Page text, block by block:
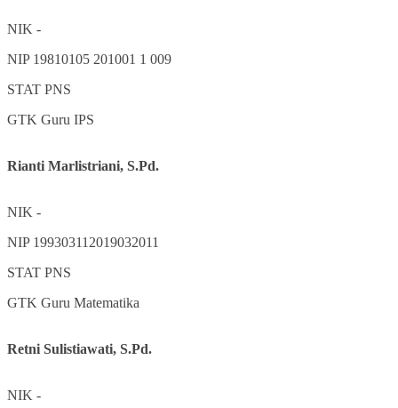
NIK -
NIP 19810105 201001 1 009
STAT PNS
GTK Guru IPS
Rianti Marlistriani, S.Pd.
NIK -
NIP 199303112019032011
STAT PNS
GTK Guru Matematika
Retni Sulistiawati, S.Pd.
NIK -